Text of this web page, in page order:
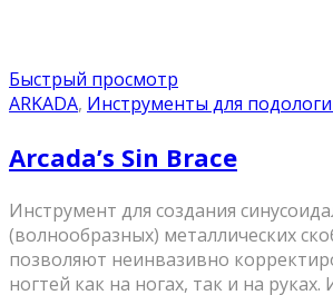
Быстрый просмотр
ARKADA, Инструменты для
Arcada’s Sin Brace
Инструмент для создания
(волнообразных) металлических
позволяют неинвазивно
ногтей как на ногах, так и на